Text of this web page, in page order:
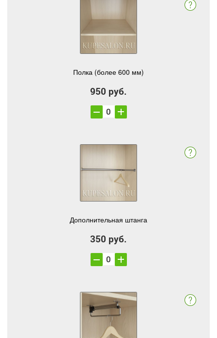
Полка (более 600 мм)
950 руб.
Дополнительная штанга
350 руб.